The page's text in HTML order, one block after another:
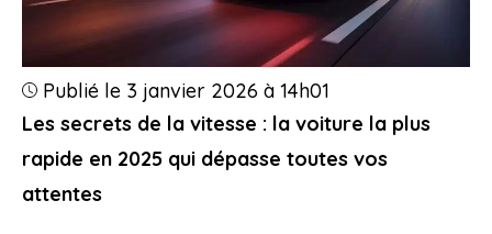
Les secrets de la vitesse : la voiture la plus
rapide en 2025 qui dépasse toutes vos
attentes
Publié le 3 janvier 2026 à 14h01